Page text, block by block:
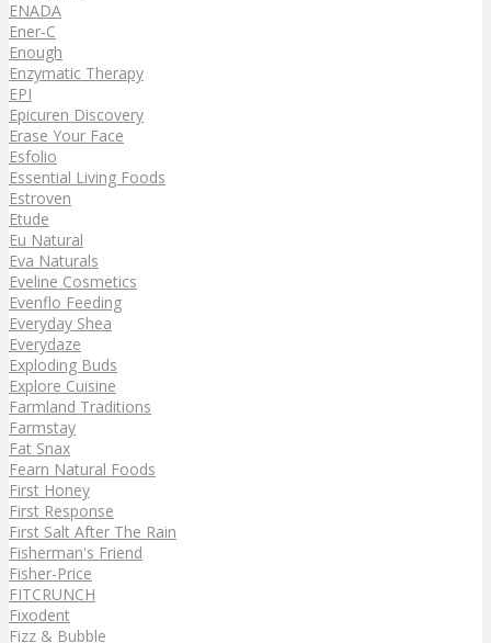
ENADA
Ener-C
Enough
Enzymatic Therapy
EPI
Epicuren Discovery
Erase Your Face
Esfolio
Essential Living Foods
Estroven
Etude
Eu Natural
Eva Naturals
Eveline Cosmetics
Evenflo Feeding
Everyday Shea
Everydaze
Exploding Buds
Explore Cuisine
Farmland Traditions
Farmstay
Fat Snax
Fearn Natural Foods
First Honey
First Response
First Salt After The Rain
Fisherman's Friend
Fisher-Price
FITCRUNCH
Fixodent
Fizz & Bubble